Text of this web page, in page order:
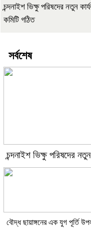
চন্দনাইশ ভিক্ষু পরিষদের নতুন
কমিটি গঠিত
সর্বশেষ
চন্দনাইশ ভিক্ষু পরিষদের
বৌদ্ধ ছায়াঙ্গনের এক যুগ পূর্তি